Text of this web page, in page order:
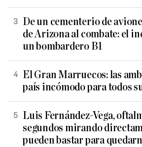
De un cementerio de
de Arizona al combate: el
un bombardero B1
El Gran Marruecos: las
país incómodo para todos
Luis Fernández-Vega,
segundos mirando
pueden bastar para